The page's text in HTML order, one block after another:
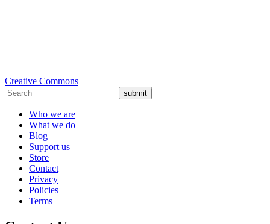
Creative Commons
submit
Who we are
What we do
Blog
Support us
Store
Contact
Privacy
Policies
Terms